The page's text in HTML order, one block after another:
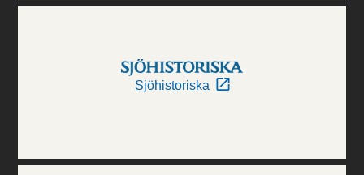
Sjöhistoriska